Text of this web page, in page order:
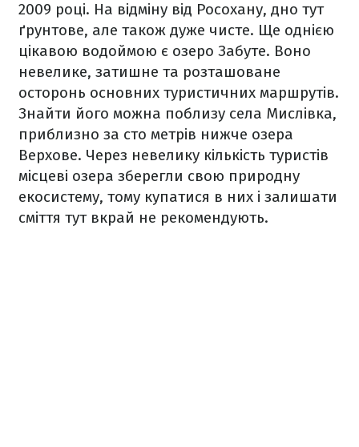
2009 році. На відміну від Росохану, дно тут
ґрунтове, але також дуже чисте. Ще однією
цікавою водоймою є озеро Забуте. Воно
невелике, затишне та розташоване
осторонь основних туристичних маршрутів.
Знайти його можна поблизу села Мислівка,
приблизно за сто метрів нижче озера
Верхове. Через невелику кількість туристів
місцеві озера зберегли свою природну
екосистему, тому купатися в них і залишати
сміття тут вкрай не рекомендують.